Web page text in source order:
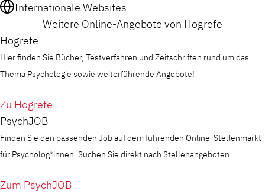
Internationale Websites
Weitere Online-Angebote von Hogrefe
Hogrefe
Hier finden Sie Bücher, Testverfahren und Zeitschriften rund um das
Thema Psychologie sowie weiterführende Angebote!
Zu Hogrefe
PsychJOB
Finden Sie den passenden Job auf dem führenden Online-Stellenmarkt
für Psycholog*innen. Suchen Sie direkt nach Stellenangeboten.
Zum PsychJOB